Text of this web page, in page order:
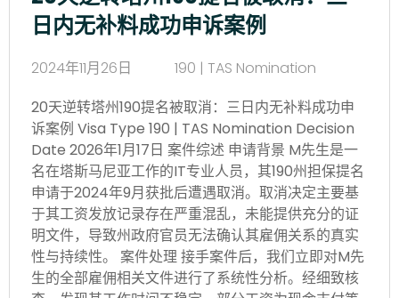
日内无补料成功申诉案例
2024年11月26日
190 | TAS Nomination
20天逆转塔州190提名被取消：三日内无补料成功申
诉案例 Visa Type 190 | TAS Nomination Decision
Date 2026年1月17日 案件综述 申请背景 M先生是一
名在塔斯马尼亚工作的IT专业人员，其190州担保提名
申请于2024年9月获批后遭遇取消。取消决定主要基
于其工资发放记录存在严重混乱，未能提供充分的证
明文件，导致州政府官员无法确认其雇佣关系的真实
性与持续性。 案件处理 接手案件后，我们立即对M先
生的全部雇佣相关文件进行了系统性分析。经细致核